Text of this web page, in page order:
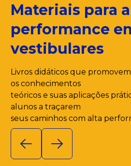
Materiais para
performance
vestibulares
Livros didáticos que
os conhecimentos
teóricos e suas aplicações
alunos a traçarem
seus caminhos com alta